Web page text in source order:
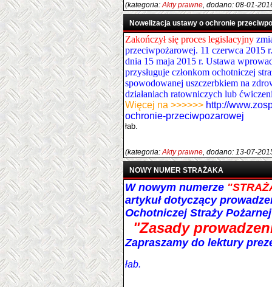
(kategoria:Akty prawne, dodano: 08-01-
Nowelizacja ustawy o ochronie
Zakończył się proces legislacyjny
przeciwpożarowej. 11 czerwca 2015
dnia 15 maja 2015 r. Ustawa
przysługuje członkom ochotniczej
spowodowanej uszczerbkiem na
działaniach ratowniczych lub
Więcej na >>>>>> http://
ochronie-przeciwpozarowej
łab.
(kategoria:Akty prawne, dodano: 13-07-
NOWY NUMER STRAŻAKA
W nowym numerze
artykuł dotyczący
Ochotniczej Straży
"Zasady
Zapraszamy do lektury
łab.